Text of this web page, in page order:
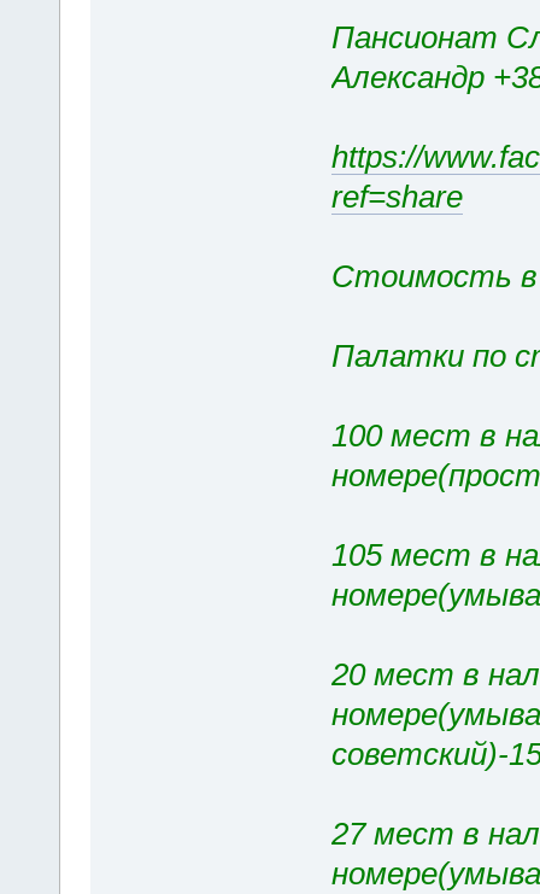
Пансионат
Александр
https://
ref=share
Стоимость в
Палатки по
100 мест в
105 мест в
20 мест в
советский)-
27 мест в